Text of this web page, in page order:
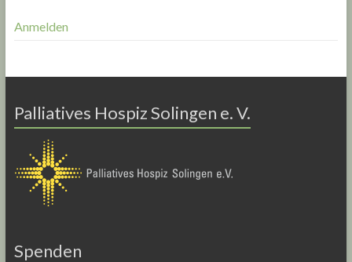
Anmelden
Palliatives Hospiz Solingen e. V.
Spenden